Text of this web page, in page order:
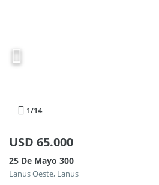
1/14
USD 65.000
25 De Mayo 300
Lanus Oeste, Lanus